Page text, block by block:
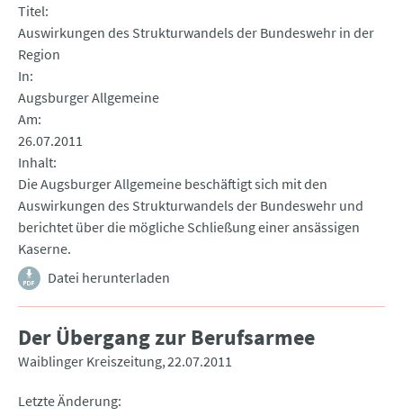
Titel
Auswirkungen des Strukturwandels der Bundeswehr in der
Region
In
Augsburger Allgemeine
Am
26.07.2011
Inhalt
Die Augsburger Allgemeine beschäftigt sich mit den
Auswirkungen des Strukturwandels der Bundeswehr und
berichtet über die mögliche Schließung einer ansässigen
Kaserne.
Datei herunterladen
Der Übergang zur Berufsarmee
Waiblinger Kreiszeitung 22.07.2011
Letzte Änderung